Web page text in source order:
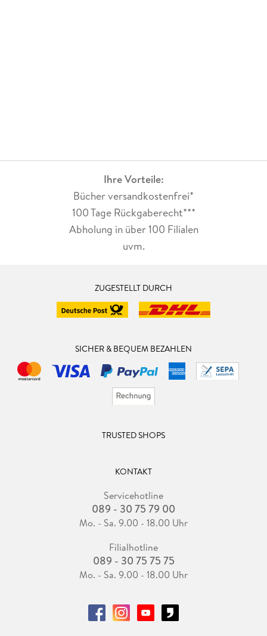
Ihre Vorteile:
Bücher versandkostenfrei*
100 Tage Rückgaberecht***
Abholung in über 100 Filialen
uvm.
ZUGESTELLT DURCH
SICHER & BEQUEM BEZAHLEN
TRUSTED SHOPS
KONTAKT
Servicehotline
089 - 30 75 79 00
Mo. - Sa. 9.00 - 18.00 Uhr
Filialhotline
089 - 30 75 75 75
Mo. - Sa. 9.00 - 18.00 Uhr